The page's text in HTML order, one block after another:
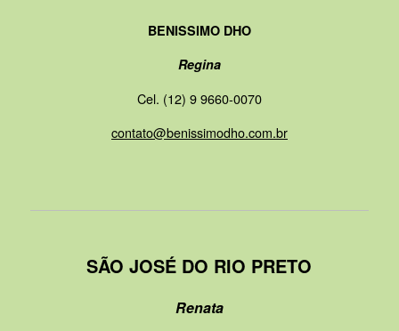
BENISSIMO DHO
Regina
Cel. (12) 9 9660-0070
contato@benissimodho.com.br
SÃO JOSÉ DO RIO PRETO
Renata